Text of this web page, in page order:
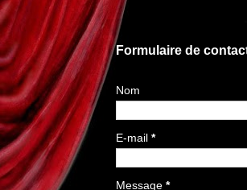
Formulaire de
Nom
E-mail *
Message *